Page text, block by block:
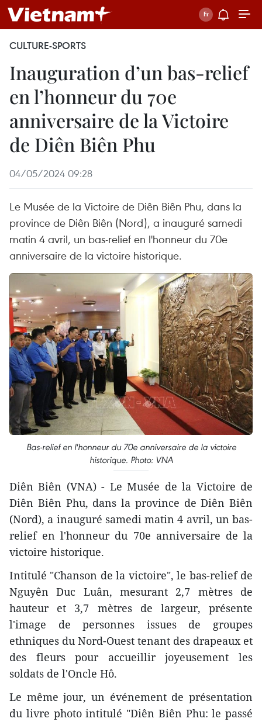
CULTURE-SPORTS
Inauguration d’un bas-relief
en l’honneur du 70e
anniversaire de la Victoire
de Diên Biên Phu
04/05/2024 09:28
Le Musée de la Victoire de Diên Biên Phu, dans la
province de Diên Biên (Nord), a inauguré samedi
matin 4 avril, un bas-relief en l'honneur du 70e
anniversaire de la victoire historique.
Bas-relief en l'honneur du 70e anniversaire de la victoire
historique. Photo: VNA
Diên Biên (VNA) - Le Musée de la Victoire de
Diên Biên Phu, dans la province de Diên Biên
(Nord), a inauguré samedi matin 4 avril, un bas-
relief en l'honneur du 70e anniversaire de la
victoire historique.
Intitulé "Chanson de la victoire", le bas-relief de
Nguyên Duc Luân, mesurant 2,7 mètres de
hauteur et 3,7 mètres de largeur, présente
l'image de personnes issues de groupes
ethniques du Nord-Ouest tenant des drapeaux et
des fleurs pour accueillir joyeusement les
soldats de l'Oncle Hô.
Le même jour, un événement de présentation
du livre photo intitulé "Diên Biên Phu: le passé